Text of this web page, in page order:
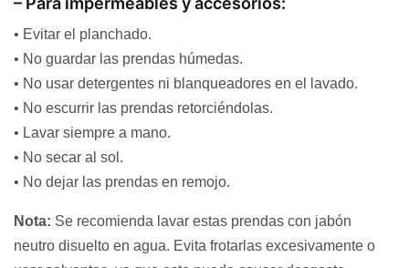
• Evitar el planchado.
• No guardar las prendas húmedas.
• No usar detergentes ni blanqueadores en el lavado.
• No escurrir las prendas retorciéndolas.
• Lavar siempre a mano.
• No secar al sol.
• No dejar las prendas en remojo.
Nota: Se recomienda lavar estas prendas con jabón
neutro disuelto en agua. Evita frotarlas excesivamente o